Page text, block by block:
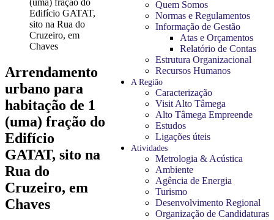
Quem Somos
Normas e Regulamentos
Informação de Gestão
Atas e Orçamentos
Relatório de Contas
Estrutura Organizacional
Recursos Humanos
A Região
Caracterização
Visit Alto Tâmega
Alto Tâmega Empreende
Estudos
Ligações úteis
Atividades
Metrologia & Acústica
Ambiente
Agência de Energia
Turismo
Desenvolvimento Regional
Organização de Candidaturas
(uma) fração do
Edifício GATAT,
sito na Rua do
Cruzeiro, em
Chaves
Arrendamento
urbano para
habitação de 1
(uma) fração do
Edifício
GATAT, sito na
Rua do
Cruzeiro, em
Chaves
11:02